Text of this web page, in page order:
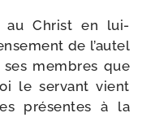
au Christ en lui-​
de l’autel
membres que
le ser­vant vient
pré­sentes à la